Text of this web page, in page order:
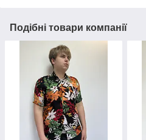
Подібні товари компанії